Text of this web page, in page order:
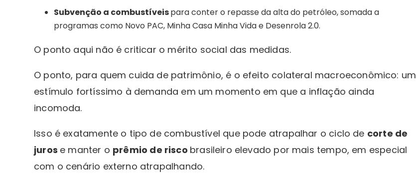
Subvenção a combustíveispara conter o repasse da alta do petróleo, somada a
programas como Novo PAC, Minha Casa Minha Vida e Desenrola 2.0.
O ponto aqui não é criticar o mérito social das medidas.
O ponto, para quem cuida de patrimônio, é o efeito colateral macroeconômico: um
estímulo fortíssimo à demanda em um momento em que a inflação ainda
incomoda.
Isso é exatamente o tipo de combustível que pode atrapalhar o ciclo de corte de
juros e manter o prêmio de risco brasileiro elevado por mais tempo, em especial
com o cenário externo atrapalhando.